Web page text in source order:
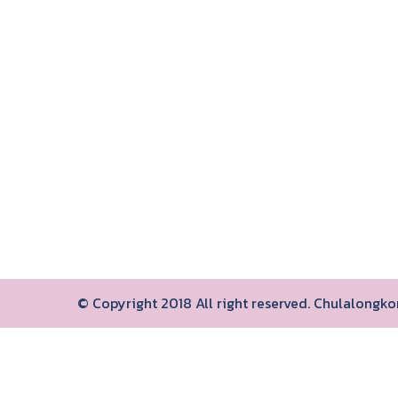
© Copyright 2018 All right reserved.